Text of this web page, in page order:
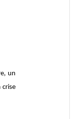
un
crise